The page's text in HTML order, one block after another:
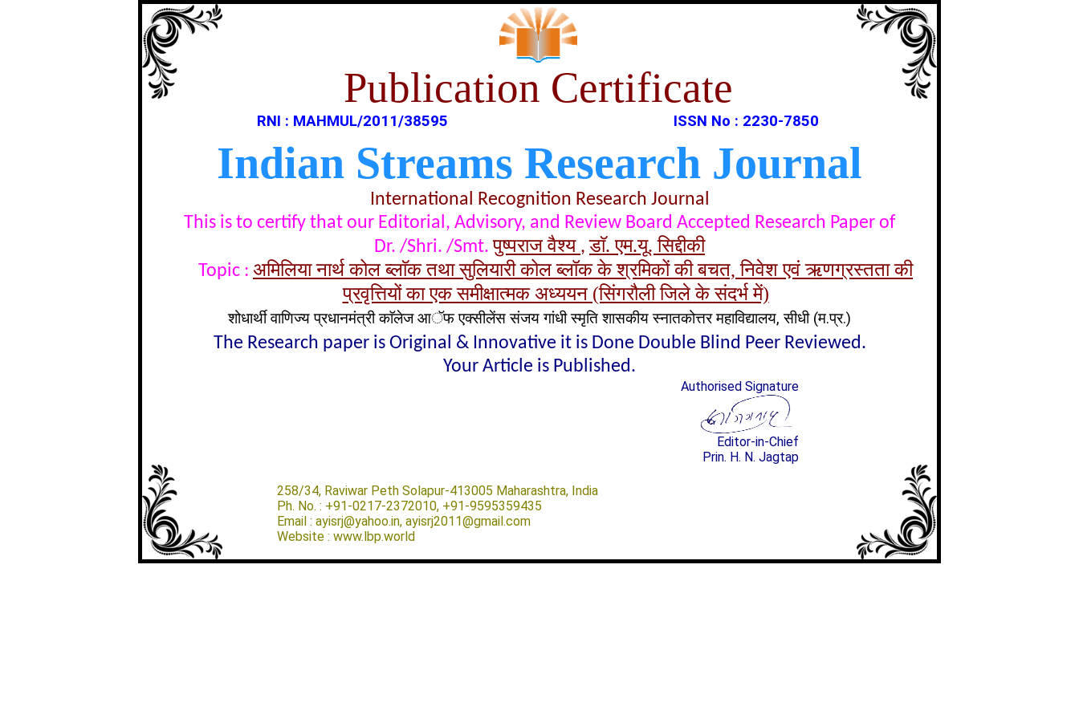
Publication Certificate
RNI : MAHMUL/2011/38595 ISSN No : 2230-7850
Indian Streams Research Journal
International Recognition Research Journal
This is to certify that our Editorial, Advisory, and Review Board Accepted Research Paper of
Dr. /Shri. /Smt. पुष्पराज वैश्य ,डाॅ. एम.यू. सिद्दीकी
Topic : अमिलिया नार्थ कोल ब्लाॅक तथा सुलियारी कोल ब्लॉक के श्रमिकों की बचत, निवेश एवं ऋणग्रस्तता की
प्रवृत्तियों का एक समीक्षात्मक अध्ययन (सिंगरौली जिले के संदर्भ में)
शोधार्थी वाणिज्य प्रधानमंत्री काॅलेज आॅफ एक्सीलेंस संजय गांधी स्मृति शासकीय स्नातकोत्तर महाविद्यालय, सीधी (म.प्र.)
The Research paper is Original & Innovative it is Done Double Blind Peer Reviewed.
Your Article is Published.
Authorised Signature
Editor-in-Chief
Prin. H. N. Jagtap
258/34, Raviwar Peth Solapur-413005 Maharashtra, India
Ph. No. : +91-0217-2372010, +91-9595359435
Email : ayisrj@yahoo.in, ayisrj2011@gmail.com
Website : www.lbp.world